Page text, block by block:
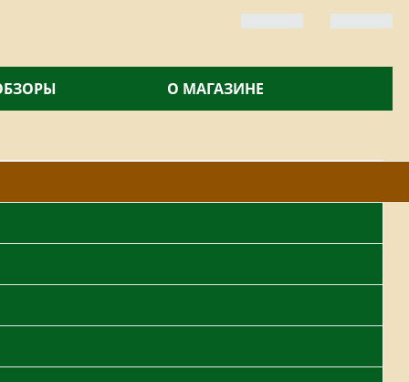
О МАГАЗИНЕ